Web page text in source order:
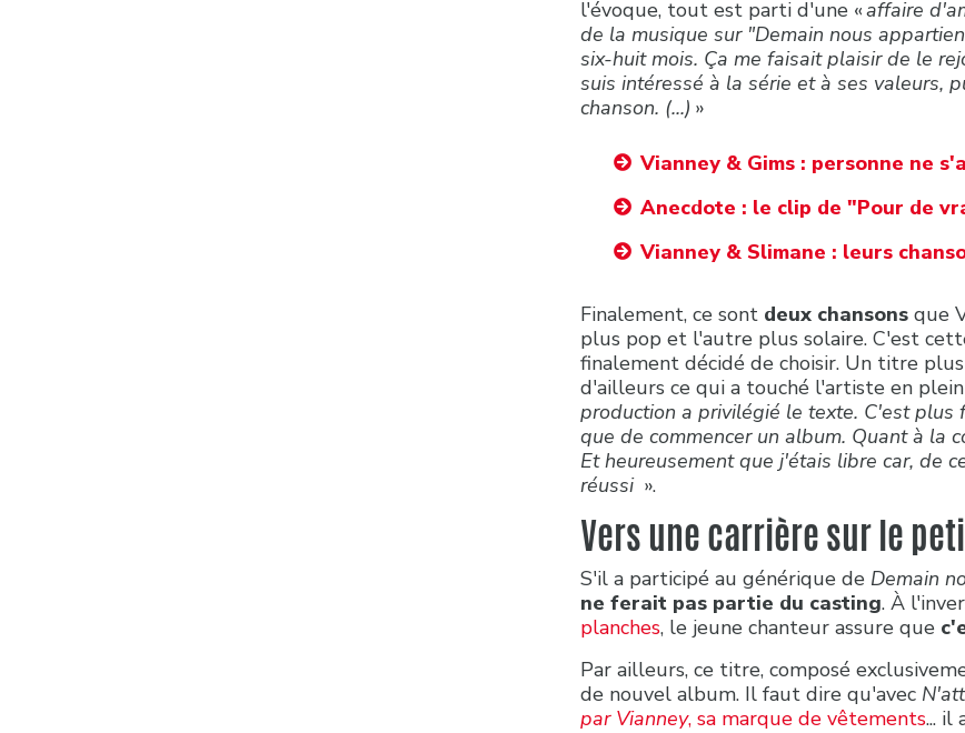
l'évoque, tout est parti d'une «affaire
de la musique sur "Demain nous
six-huit mois. Ça me faisait plaisir de le
suis intéressé à la série et à ses valeurs,
chanson. (...) »
Vianney & Gims : personne ne
Anecdote : le clip de "Pour de
Vianney & Slimane : leurs
Finalement, ce sont deux chansons que
plus pop et l'autre plus solaire. C'est
finalement décidé de choisir. Un titre
d'ailleurs ce qui a touché l'artiste en
production a privilégié le texte. C'est plus
que de commencer un album. Quant à la
Et heureusement que j'étais libre car, de
réussi».
Vers une carrière sur le
S'il a participé au générique de Demain
ne ferait pas partie du casting. À
planches, le jeune chanteur assure que
Par ailleurs, ce titre, composé
de nouvel album. Il faut dire qu'avec
par Vianney, sa marque de vêtements... il